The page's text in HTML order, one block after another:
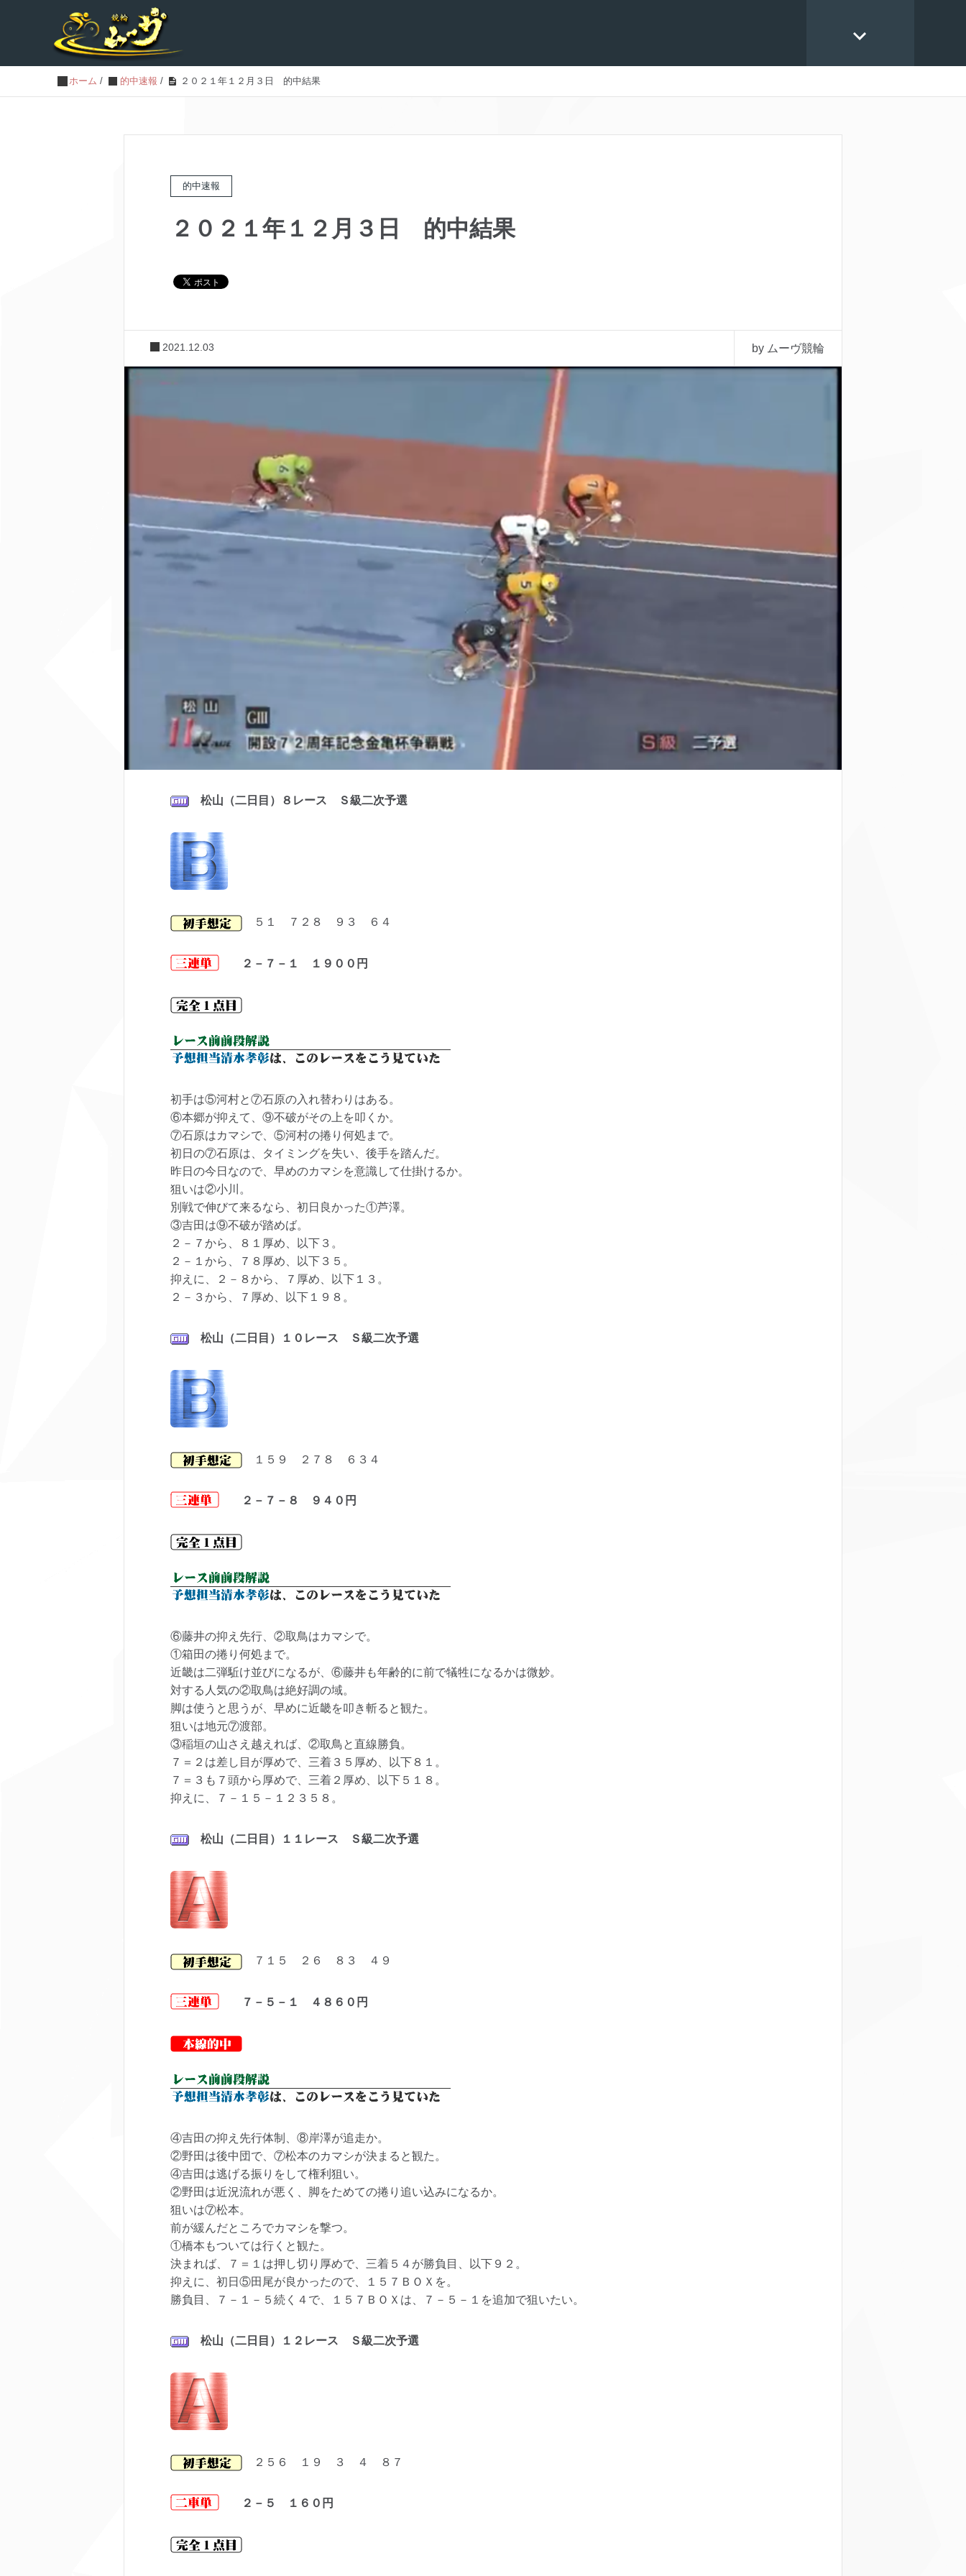
ホーム / 的中速報 / ２０２１年１２月３日 的中結果
的中速報
２０２１年１２月３日 的中結果
2021.12.03 by ムーヴ競輪
松山（二日目）８レース Ｓ級二次予選
５１ ７２８ ９３ ６４
２－７－１ １９００円
初手は⑤河村と⑦石原の入れ替わりはある。
⑥本郷が抑えて、⑨不破がその上を叩くか。
⑦石原はカマシで、⑤河村の捲り何処まで。
初日の⑦石原は、タイミングを失い、後手を踏んだ。
昨日の今日なので、早めのカマシを意識して仕掛けるか。
狙いは②小川。
別戦で伸びて来るなら、初日良かった①芦澤。
③吉田は⑨不破が踏めば。
２－７から、８１厚め、以下３。
２－１から、７８厚め、以下３５。
抑えに、２－８から、７厚め、以下１３。
２－３から、７厚め、以下１９８。
松山（二日目）１０レース Ｓ級二次予選
１５９ ２７８ ６３４
２－７－８ ９４０円
⑥藤井の抑え先行、②取鳥はカマシで。
①箱田の捲り何処まで。
近畿は二弾駈け並びになるが、⑥藤井も年齢的に前で犠牲になるかは微妙。
対する人気の②取鳥は絶好調の域。
脚は使うと思うが、早めに近畿を叩き斬ると観た。
狙いは地元⑦渡部。
③稲垣の山さえ越えれば、②取鳥と直線勝負。
７＝２は差し目が厚めで、三着３５厚め、以下８１。
７＝３も７頭から厚めで、三着２厚め、以下５１８。
抑えに、７－１５－１２３５８。
松山（二日目）１１レース Ｓ級二次予選
７１５ ２６ ８３ ４９
７－５－１ ４８６０円
④吉田の抑え先行体制、⑧岸澤が追走か。
②野田は後中団で、⑦松本のカマシが決まると観た。
④吉田は逃げる振りをして権利狙い。
②野田は近況流れが悪く、脚をためての捲り追い込みになるか。
狙いは⑦松本。
前が緩んだところでカマシを撃つ。
①橋本もついては行くと観た。
決まれば、７＝１は押し切り厚めで、三着５４が勝負目、以下９２。
抑えに、初日⑤田尾が良かったので、１５７ＢＯＸを。
勝負目、７－１－５続く４で、１５７ＢＯＸは、７－５－１を追加で狙いたい。
松山（二日目）１２レース Ｓ級二次予選
２５６ １９ ３ ４ ８７
２－５ １６０円